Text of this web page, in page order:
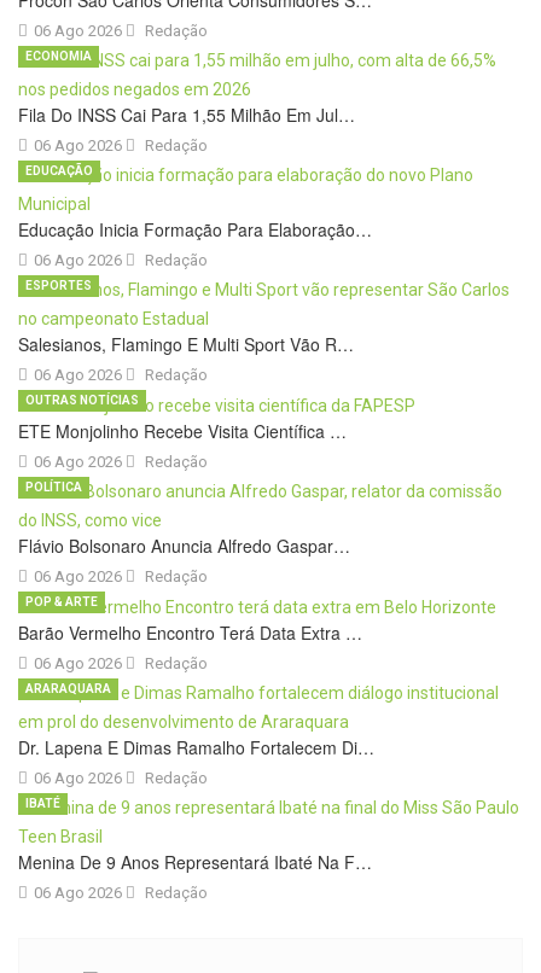
06 Ago 2026 Redação
Fila Do INSS Cai Para 1,55 Milhão Em Jul…
06 Ago 2026
ECONOMIA
Redação
Educação Inicia Formação Para Elaboração…
06 Ago 2026
EDUCAÇÃO
Redação
Salesianos, Flamingo E Multi Sport Vão R…
06 Ago 2026
ESPORTES
Redação
ETE Monjolinho Recebe Visita Científica …
06 Ago 2026
OUTRAS NOTÍCIAS
Redação
Flávio Bolsonaro Anuncia Alfredo Gaspar…
06 Ago 2026
POLÍTICA
Redação
Barão Vermelho Encontro Terá Data Extra …
06 Ago 2026
POP & ARTE
Redação
Dr. Lapena E Dimas Ramalho Fortalecem Di…
06 Ago 2026
ARARAQUARA
Redação
Menina De 9 Anos Representará Ibaté Na F…
06 Ago 2026
IBATÉ
Redação